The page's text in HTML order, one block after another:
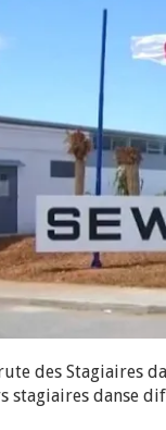
des Stagiaires
stagiaires danse